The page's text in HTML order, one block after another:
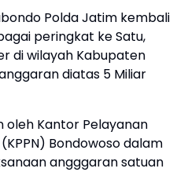
Polda Jatim kembali
peringkat ke Satu,
di wilayah Kabupaten
diatas 5 Miliar
oleh Kantor Pelayanan
Bondowoso dalam
angggaran satuan